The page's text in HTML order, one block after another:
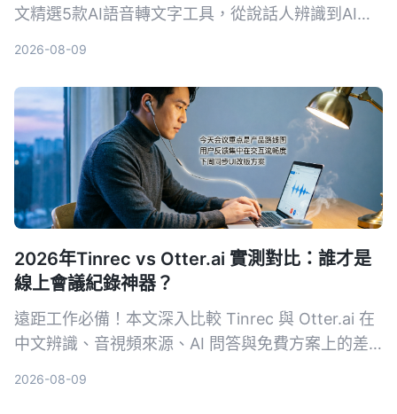
文精選5款AI語音轉文字工具，從說話人辨識到AI對
2026-08-09
2026年Tinrec vs Otter.ai 實測對比：誰才是
線上會議紀錄神器？
遠距工作必備！本文深入比較 Tinrec 與 Otter.ai 在
中文辨識、音視頻來源、AI 問答與免費方案上的差
2026-08-09